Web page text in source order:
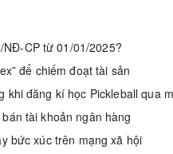
CP từ 01/01/2025?
để chiếm đoạt tài sản
đăng kí học Pickleball qua
tài khoản ngân hàng
bức xúc trên mạng xã hội